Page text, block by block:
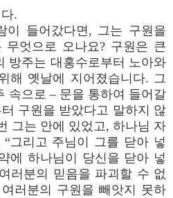
.
이 들어갔다면, 그는 구원을
무엇으로 오나요? 구원은 큰
방주는 대홍수로부터 노아와
해 옛날에 지어졌습니다. 그
속으로 – 문을 통하여 들어갈
구원을 받았다고 말하지 않
그는 안에 있었고, 하나님 자
그리고 주님이 그를 닫아 넣
에 하나님이 당신을 닫아 넣
러분의 믿음을 파괴할 수 없
러분의 구원을 빼앗지 못하